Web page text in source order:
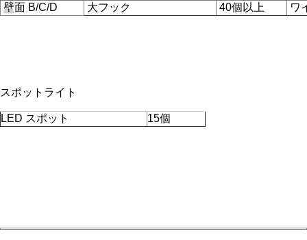
壁面 B/C/D
大フック 40個以上 ワ
スポットライト
LED スポット 15個